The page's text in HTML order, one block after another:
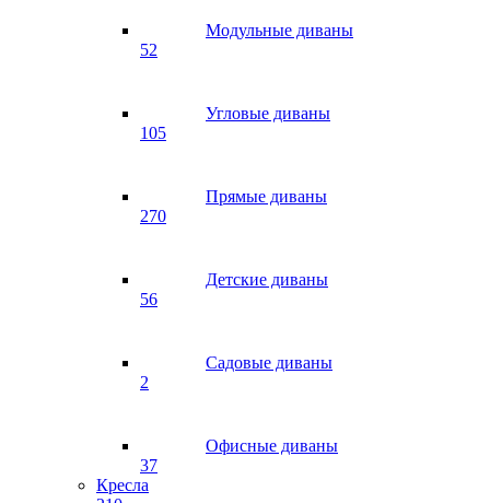
Модульные диваны
52
Угловые диваны
105
Прямые диваны
270
Детские диваны
56
Садовые диваны
2
Офисные диваны
37
Кресла